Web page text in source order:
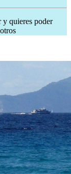
y quieres poder